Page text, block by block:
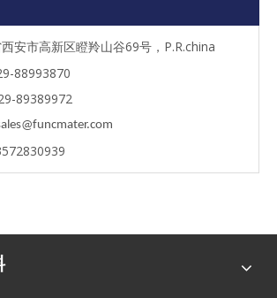
安市高新区瞪羚山谷69号，P.R.china
88993870
89389972
ales@funcmater.com